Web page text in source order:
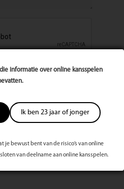
informatie over online kansspelen
Ik ben 23 jaar of jonger
bewust bent van de risico’s van online
van deelname aan online kansspelen.